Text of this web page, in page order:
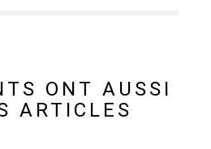
ONT AUSSI
ARTICLES